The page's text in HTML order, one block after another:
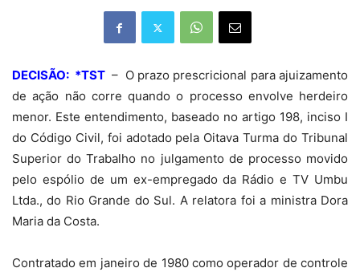
DECISÃO: *TST– O prazo prescricional para ajuizamento
de ação não corre quando o processo envolve herdeiro
menor. Este entendimento, baseado no artigo 198, inciso I
do Código Civil, foi adotado pela Oitava Turma do Tribunal
Superior do Trabalho no julgamento de processo movido
pelo espólio de um ex-empregado da Rádio e TV Umbu
Ltda., do Rio Grande do Sul. A relatora foi a ministra Dora
Maria da Costa.
Contratado em janeiro de 1980 como operador de controle